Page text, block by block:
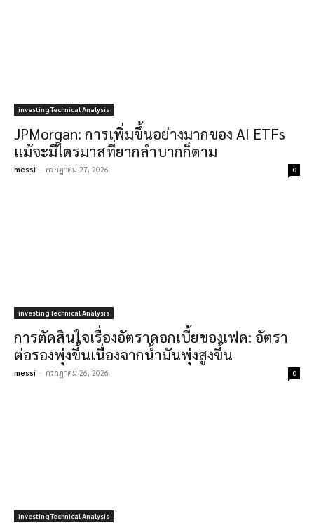
investing Technical Analysis
JPMorgan: การเพิ่มขึ้นอย่างมากของ AI ETFs
แม้จะมีไตรมาสที่ยากลำบากก็ตาม
messi - กรกฎาคม 27, 2026 0
investing Technical Analysis
การตัดสินใจเรื่องอัตราดอกเบี้ยของเฟด: อัตรา
ต่อรองพุ่งขึ้นเนื่องจากน้ำมันพุ่งสูงขึ้น
messi - กรกฎาคม 26, 2026 0
investing Technical Analysis